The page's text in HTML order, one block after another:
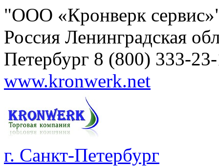
"ООО «Кронверк
Россия Ленинградская
Петербург 8 (800) 333-
www.kronwerk.net
г. Санкт-Петербург